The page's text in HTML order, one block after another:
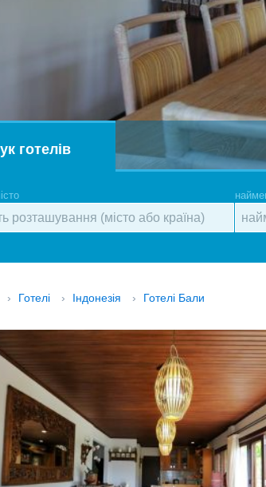
готелів
› Готелі › Індонезія › Готелі Бали